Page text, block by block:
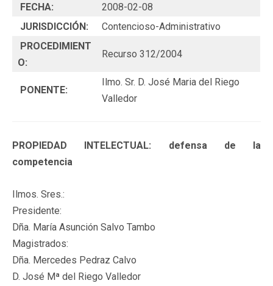
FECHA:
2008-02-08
JURISDICCIÓN:
Contencioso-Administrativo
PROCEDIMIENT
O:
Recurso 312/2004
PONENTE:
Ilmo. Sr. D. José Maria del Riego
Valledor
PROPIEDAD INTELECTUAL: defensa de la
competencia
Ilmos. Sres.:
Presidente:
Dña. María Asunción Salvo Tambo
Magistrados:
Dña. Mercedes Pedraz Calvo
D. José Mª del Riego Valledor